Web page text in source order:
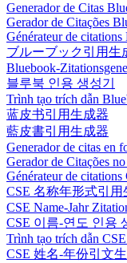
Generador de Citas
Gerador de Citações
Générateur de
ブルーブック引用生
Bluebook-
블루북 인용 생성기
Trình tạo trích dẫn
蓝皮书引用生成器
藍皮書引用生成器
Generador de citas en
Gerador de Citações
Générateur de
CSE 名称年形式引用
CSE Name-Jahr
CSE 이름-연도 인용
Trình tạo trích dẫn
CSE 姓名-年份引文